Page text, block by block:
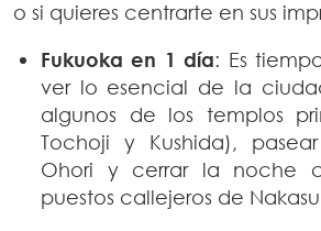
o si quieres centrarte en sus
Fukuoka en 1 día: Es
ver lo esencial de la
algunos de los templos
Tochoji y Kushida),
Ohori y cerrar la noche
puestos callejeros de